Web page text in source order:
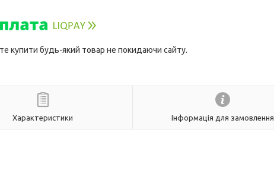
купити будь-який товар не покидаючи сайту.
Характеристики Інформація для замовлення